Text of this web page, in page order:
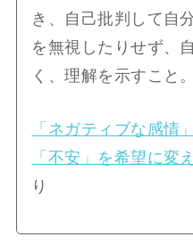
き、自己批判して自
を無視したりせず、
く、理解を示すこと。
「ネガティブな感情
「不安」を希望に変
り